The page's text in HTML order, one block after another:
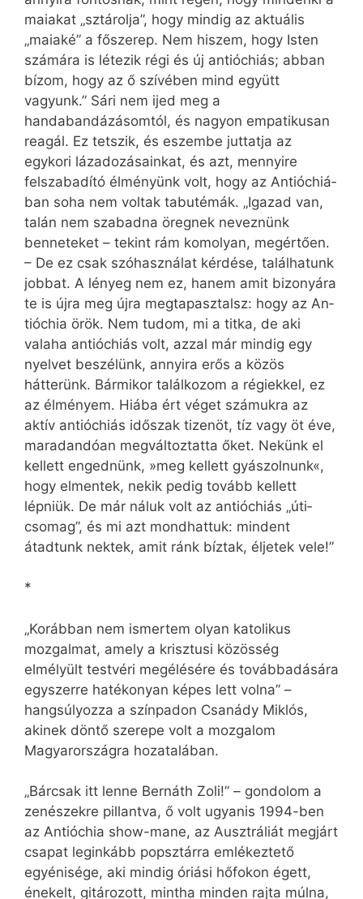
maiakat „sztárolja”, hogy mindig az aktuális
„maiaké” a főszerep. Nem hiszem, hogy Isten
számára is létezik régi és új an­tió­chiás; abban
bízom, hogy az ő szívében mind együtt
vagyunk.” Sári nem ijed meg a
handabandázásomtól, és nagyon empatikusan
reagál. Ez tetszik, és eszembe juttatja az
egykori lázadozásainkat, és azt, mennyire
felszabadító élményünk volt, hogy az An­tió­chiá­
ban soha nem voltak tabutémák. „Igazad van,
talán nem szabadna öregnek neveznünk
benneteket – tekint rám komolyan, megértően.
– De ez csak szóhasználat kérdése, találhatunk
jobbat. A lényeg nem ez, hanem amit bizonyára
te is újra meg újra megtapasztalsz: hogy az An­
tió­chia örök. Nem tudom, mi a titka, de aki
valaha antióchiás volt, azzal már mindig egy
nyelvet beszélünk, annyira erős a közös
hátterünk. Bármikor találkozom a régiekkel, ez
az élményem. Hiába ért véget számukra az
aktív antióchiás időszak tizen­öt, tíz vagy öt éve,
maradandóan megváltoztatta őket. Nekünk el
kellett engednünk, »meg kellett gyászolnunk«,
hogy elmentek, nekik pedig tovább kellett
lépniük. De már náluk volt az antióchiás „úti­
csomag”, és mi azt mondhattuk: mindent
átadtunk nektek, amit ránk bíztak, éljetek vele!”
*
„Korábban nem ismertem olyan katolikus
mozgalmat, amely a krisztusi közösség
elmélyült testvéri megélésére és továbbadására
egyszerre hatékonyan képes lett volna” –
hangsúlyozza a színpadon Csanády Miklós,
akinek döntő szerepe volt a mozgalom
Magyarországra hozatalában.
„Bárcsak itt lenne Bernáth Zoli!” – gondolom a
zenészekre pillantva, ő volt ugyanis 1994-ben
az Antióchia show-mane, az Ausztráliát megjárt
csapat leginkább popsztárra emlékeztető
egyénisége, aki mindig óriási hőfokon égett,
énekelt, gitározott, mintha minden rajta múlna,